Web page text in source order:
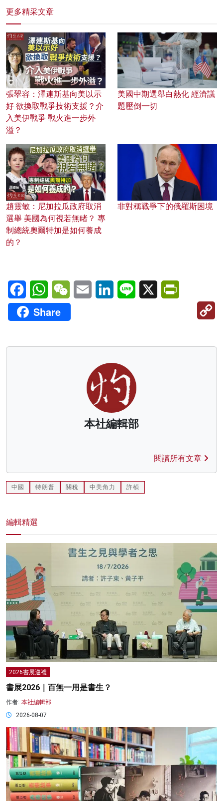
更多精采文章
張翠容：澤連斯基向美以示
好 欲換取戰爭技術支援？介
入美伊戰爭 戰火進一步外
溢？
美國中期選舉白熱化 經濟議
題壓倒一切
趙靈敏：尼加拉瓜政府取消
選舉 美國為何視若無睹？ 專
制總統奧爾特加是如何養成
的？
非對稱戰爭下的俄羅斯困境
FacebookWhatsAppWeChatEmail LinkedInLine X
Share
本社編輯部
閱讀所有文章
中國 特朗普 關稅 中美角力 許楨
編輯精選
2026書展巡禮
書展2026｜百無一用是書生？
作者: 本社編輯部
2026-08-07